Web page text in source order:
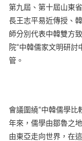
第九屆、第十屆山東
長王志平易近傳授、
師分別代表中韓雙方
院“中韓儒家文明研討
管。
會議圍繞“中韓儒學比
年來，儒學由鄒魯之
由東亞走向世界，在